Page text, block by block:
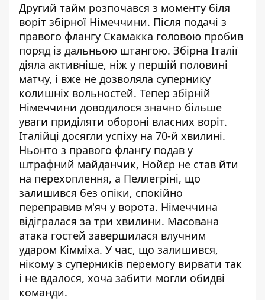
Другий тайм розпочався з моменту біля
воріт збірної Німеччини. Після подачі з
правого флангу Скамакка головою пробив
поряд із дальньою штангою. Збірна Італії
діяла активніше, ніж у першій половині
матчу, і вже не дозволяла супернику
колишніх вольностей. Тепер збірній
Німеччини доводилося значно більше
уваги приділяти обороні власних воріт.
Італійці досягли успіху на 70-й хвилині.
Ньонто з правого флангу подав у
штрафний майданчик, Нойєр не став йти
на перехоплення, а Пеллегріні, що
залишився без опіки, спокійно
переправив м'яч у ворота. Німеччина
відігралася за три хвилини. Масована
атака гостей завершилася влучним
ударом Кімміха. У час, що залишився,
нікому з суперників перемогу вирвати так
і не вдалося, хоча забити могли обидві
команди.